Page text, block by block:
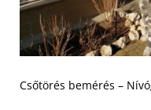
Csőtörés bemérés –